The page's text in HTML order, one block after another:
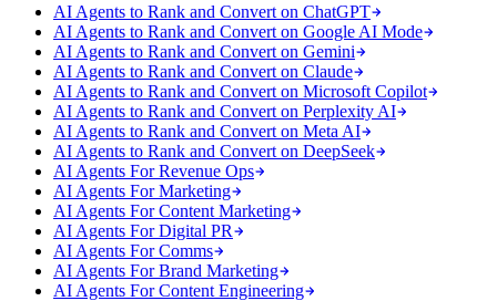
AI Agents to Rank and Convert on ChatGPT
AI Agents to Rank and Convert on Google AI Mode
AI Agents to Rank and Convert on Gemini
AI Agents to Rank and Convert on Claude
AI Agents to Rank and Convert on Microsoft Copilot
AI Agents to Rank and Convert on Perplexity AI
AI Agents to Rank and Convert on Meta AI
AI Agents to Rank and Convert on DeepSeek
AI Agents For Revenue Ops
AI Agents For Marketing
AI Agents For Content Marketing
AI Agents For Digital PR
AI Agents For Comms
AI Agents For Brand Marketing
AI Agents For Content Engineering